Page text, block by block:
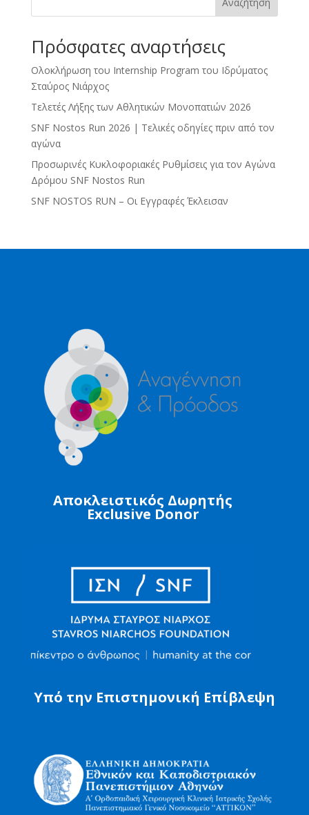
Αναζήτηση
Πρόσφατες αναρτήσεις
Ολοκλήρωση του Internship Program του Ιδρύματος
Σταύρος Νιάρχος
Τελετές Λήξης των Αθλητικών Μονοπατιών 2026
SNF Nostos Run 2026 | Τελικές οδηγίες πριν από τον
αγώνα
Προσωρινές Κυκλοφοριακές Ρυθμίσεις για τον Αγώνα
Δρόμου SNF Nostos Run
SNF NOSTOS RUN – Οι Εγγραφές Έκλεισαν
Αποκλειστικός Δωρητής
Exclusive Donor
Υπό την Επιστημονική Επίβλεψη